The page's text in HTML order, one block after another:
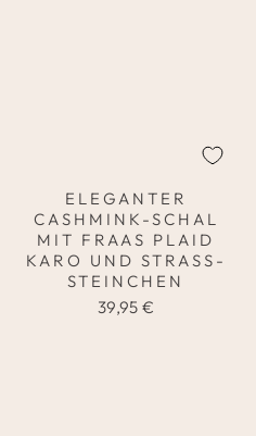
ELEGANTER
CASHMINK-SCHAL
MIT FRAAS PLAID
KARO UND STRASS-
STEINCHEN
39,95 €